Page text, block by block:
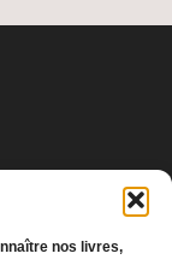
nos livres,